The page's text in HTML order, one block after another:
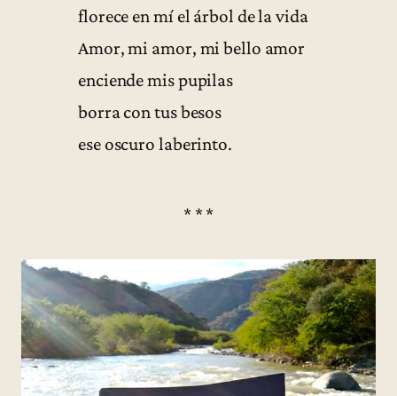
florece en mí el árbol de la vida
Amor, mi amor, mi bello amor
enciende mis pupilas
borra con tus besos
ese oscuro laberinto.
* * *